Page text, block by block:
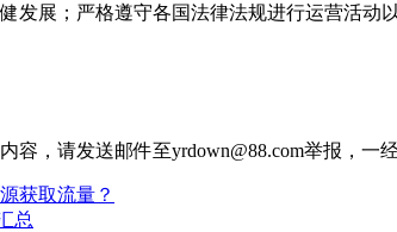
发展；严格遵守各国法律法规进行运营活
容，请发送邮件至yrdown@88.com举报，一
获取流量？
总